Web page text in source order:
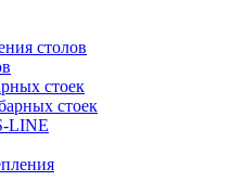
столов
стоек
стоек
LINE